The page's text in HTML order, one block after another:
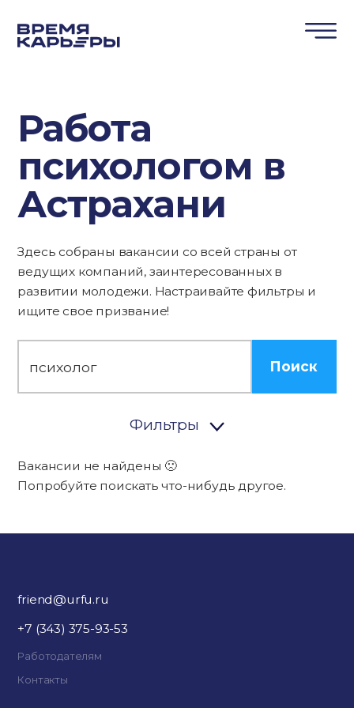
Работа
психологом в
Астрахани
Здесь собраны вакансии со всей страны от
ведущих компаний, заинтересованных в
развитии молодежи. Настраивайте фильтры и
ищите свое призвание!
Поиск
Фильтры
Вакансии не найдены 🙁
Попробуйте поискать что-нибудь другое.
friend@urfu.ru
+7 (343) 375-93-53
Работодателям
Контакты